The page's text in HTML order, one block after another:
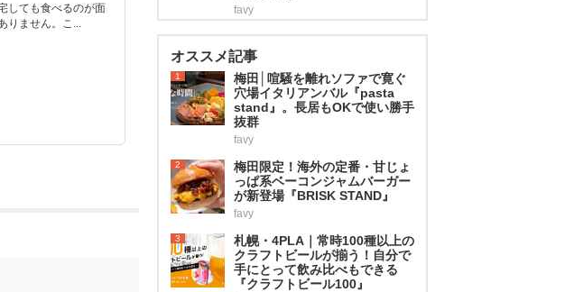
しても食べるのが面
ません。こ...
favy
オススメ記事
1
梅田│喧騒を離れソファで寛ぐ
穴場イタリアンバル『pasta
stand』。長居もOKで使い勝手
抜群
favy
2
梅田限定！海外の定番・甘じょ
っぱ系ベーコンジャムバーガー
が新登場『BRISK STAND』
favy
3
札幌・4PLA｜常時100種以上の
クラフトビールが揃う！自分で
手にとって飲み比べもできる
『クラフトビール100』